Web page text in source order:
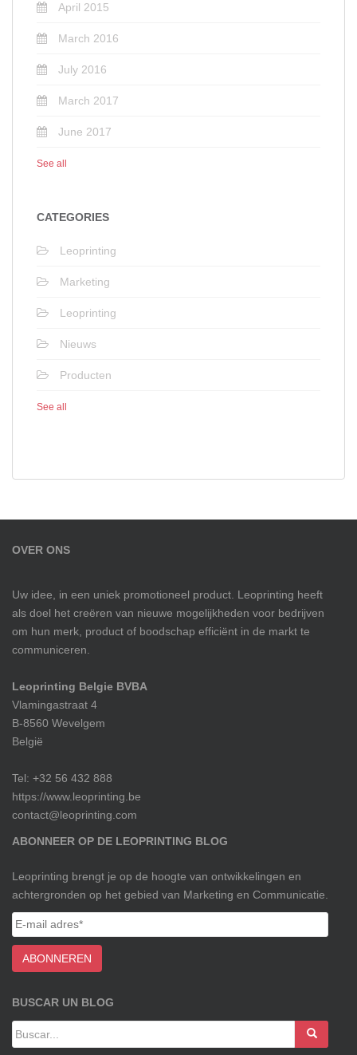
April 2015
March 2016
July 2016
March 2017
June 2017
See all
CATEGORIES
Leoprinting
Marketing
Leoprinting
Nieuws
Producten
See all
OVER ONS
Uw idee, in een uniek promotioneel product. Leoprinting heeft
als doel het creëren van nieuwe mogelijkheden voor bedrijven
om hun merk, product of boodschap efficiënt in de markt te
communiceren.
Leoprinting Belgie BVBA
Vlamingastraat 4
B-8560 Wevelgem
België
Tel: +32 56 432 888
https://www.leoprinting.be
contact@leoprinting.com
ABONNEER OP DE LEOPRINTING BLOG
Leoprinting brengt je op de hoogte van ontwikkelingen en
achtergronden op het gebied van Marketing en Communicatie.
BUSCAR UN BLOG